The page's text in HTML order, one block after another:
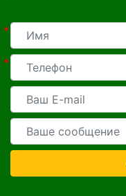
*
*